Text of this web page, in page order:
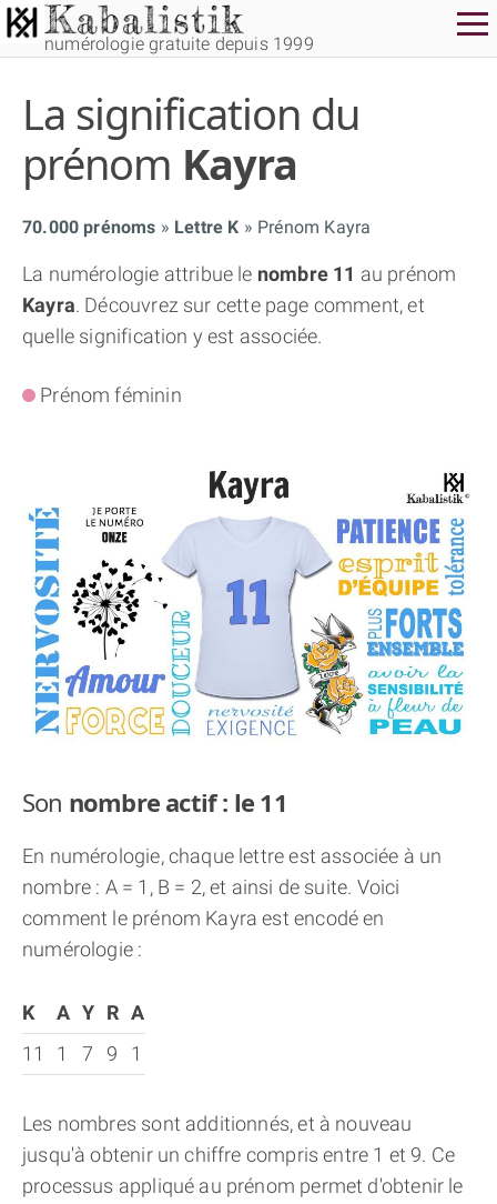
numérologie gratuite depuis 1999
La signification du
prénom Kayra
70.000 prénoms Lettre K Prénom Kayra
La numérologie attribue le nombre 11 au prénom
Kayra. Découvrez sur cette page comment, et
quelle signification y est associée.
Prénom féminin
Son nombre actif : le 11
En numérologie, chaque lettre est associée à un
nombre : A = 1, B = 2, et ainsi de suite. Voici
comment le prénom Kayra est encodé en
numérologie :
K A Y R A
11
1 7 9 1
Les nombres sont additionnés, et à nouveau
jusqu'à obtenir un chiffre compris entre 1 et 9. Ce
processus appliqué au prénom permet d'obtenir le
THÈME GRATUIT
THÈME NUMÉROLOGIQUE APPROFONDI
THÈME TEMPOREL
THÈME « DOUBLE JE »
APPRENDRE LA NUMÉROLOGIE
EXPLORER LA NUMÉROLOGIE
70.000 PRÉNOMS
(À PROPOS)